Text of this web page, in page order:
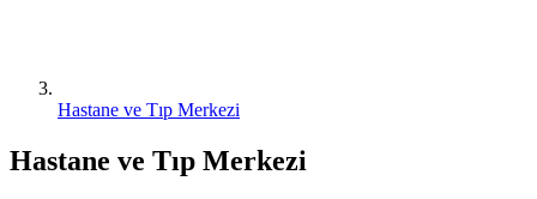
Hastane ve Tıp Merkezi
Hastane ve Tıp Merkezi